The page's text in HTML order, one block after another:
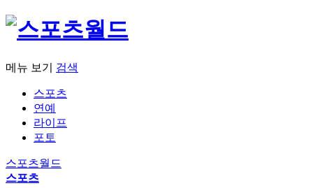
메뉴 보기 검색
스포츠
연예
라이프
포토
스포츠월드
스포츠